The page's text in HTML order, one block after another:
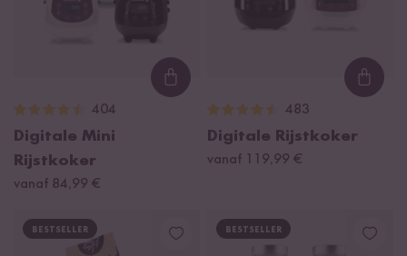
Loading...
404
Digitale Mini
Rijstkoker
vanaf 84,99 €
483
Digitale Rijstkoker
vanaf 119,99 €
BESTSELLER BESTSELLER